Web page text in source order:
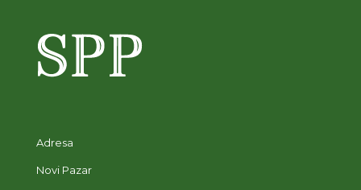
Adresa
Novi Pazar